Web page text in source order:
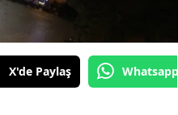
X'de Paylaş